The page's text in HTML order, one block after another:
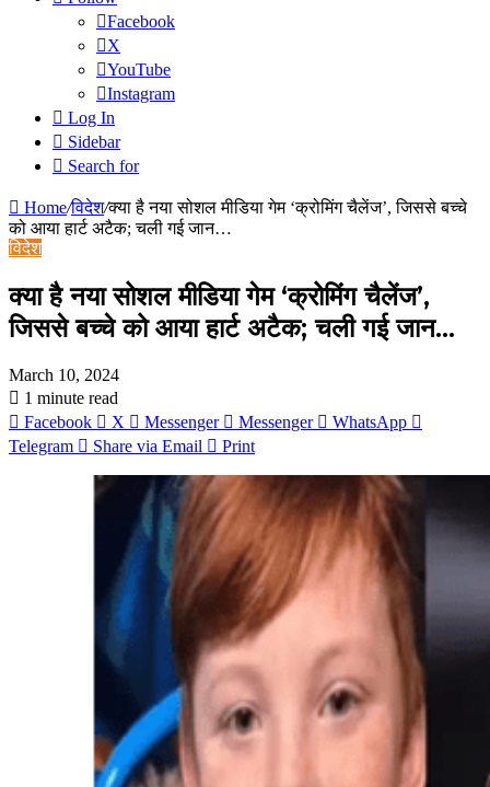
Facebook
X
YouTube
Instagram
Log In
Sidebar
Search for
Home/विदेश/क्या है नया सोशल मीडिया गेम ‘क्रोमिंग चैलेंज’, जिससे बच्चे
को आया हार्ट अटैक; चली गई जान…
विदेश
क्या है नया सोशल मीडिया गेम ‘क्रोमिंग चैलेंज’,
जिससे बच्चे को आया हार्ट अटैक; चली गई जान…
March 10, 2024
1 minute read
Facebook
X Messenger Messenger
WhatsApp
Telegram
Share via Email Print